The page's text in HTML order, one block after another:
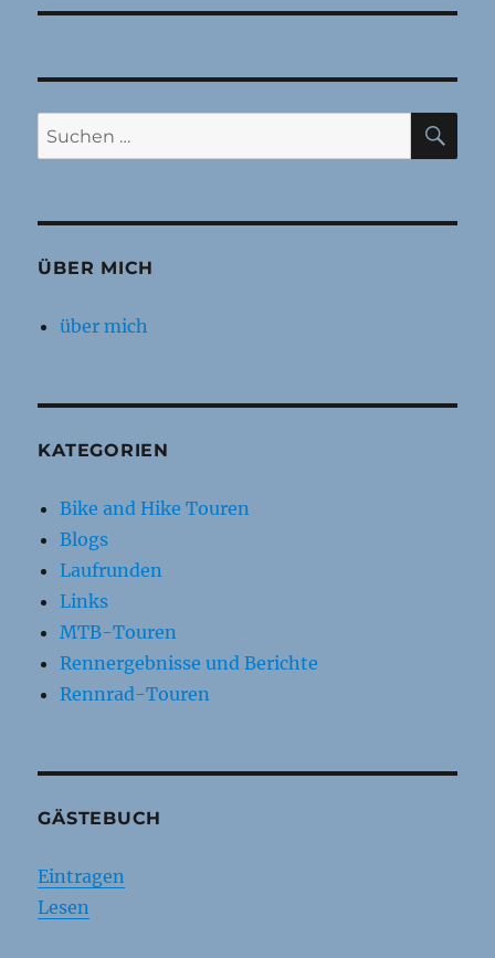
Suchen
nach:
ÜBER MICH
über mich
KATEGORIEN
Bike and Hike Touren
Blogs
Laufrunden
Links
MTB-Touren
Rennergebnisse und Berichte
Rennrad-Touren
GÄSTEBUCH
Eintragen
Lesen